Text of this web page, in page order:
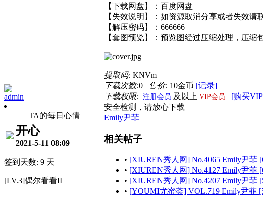
admin
TA的每日心情
开心
2021-5-11 08:09
签到天数: 9 天
[LV.3]偶尔看看II
【下载网盘】：百度网盘
【失效说明】：如资源取消分享或者失效请
【解压密码】：666666
【套图预览】：预览图经过压缩处理，压缩
提取码: KNVm
下载次数:0 售价: 10金币 [记录]
下载权限: 注册会员 及以上 VIP会员
[购买
安全检测，请放心下载
Emily尹菲
相关帖子
• [XIUREN秀人网] No.4065 Emily尹菲
• [XIUREN秀人网] No.4127 Emily尹菲
• [XIUREN秀人网] No.4207 Emily尹菲
• [YOUMI尤蜜荟] VOL.719 Emily尹菲